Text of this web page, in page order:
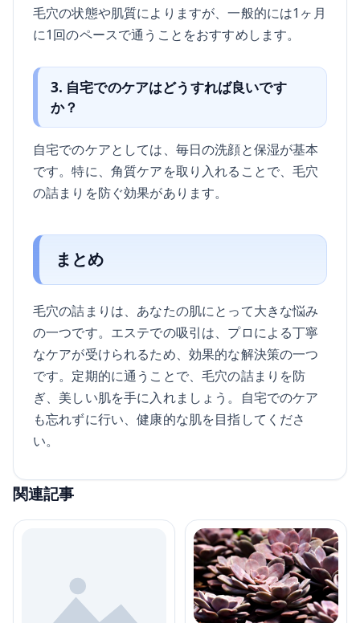
毛穴の状態や肌質によりますが、一般的には1ヶ月
に1回のペースで通うことをおすすめします。
3. 自宅でのケアはどうすれば良いです
か？
自宅でのケアとしては、毎日の洗顔と保湿が基本
です。特に、角質ケアを取り入れることで、毛穴
の詰まりを防ぐ効果があります。
まとめ
毛穴の詰まりは、あなたの肌にとって大きな悩み
の一つです。エステでの吸引は、プロによる丁寧
なケアが受けられるため、効果的な解決策の一つ
です。定期的に通うことで、毛穴の詰まりを防
ぎ、美しい肌を手に入れましょう。自宅でのケア
も忘れずに行い、健康的な肌を目指してくださ
い。
関連記事